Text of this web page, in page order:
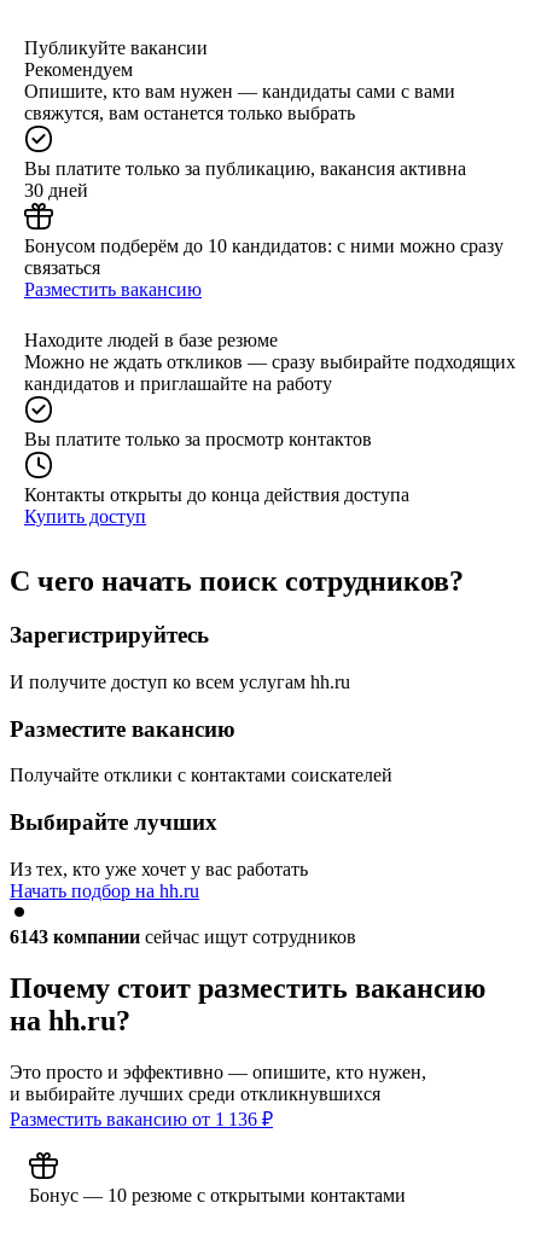
Публикуйте вакансии
Рекомендуем
Опишите, кто вам нужен — кандидаты сами с вами
свяжутся, вам останется только выбрать
Вы платите только за публикацию, вакансия активна
30 дней
Бонусом подберём до 10 кандидатов: с ними можно сразу
связаться
Разместить вакансию
Находите людей в базе резюме
Можно не ждать откликов — сразу выбирайте подходящих
кандидатов и приглашайте на работу
Вы платите только за просмотр контактов
Контакты открыты до конца действия доступа
Купить доступ
С чего начать поиск сотрудников?
Зарегистрируйтесь
И получите доступ ко всем услугам hh.ru
Разместите вакансию
Получайте отклики с контактами соискателей
Выбирайте лучших
Из тех, кто уже хочет у вас работать
Начать подбор на hh.ru
6143 компании сейчас ищут сотрудников
Почему стоит разместить вакансию
на hh.ru?
Это просто и эффективно — опишите, кто нужен,
и выбирайте лучших среди откликнувшихся
Разместить вакансию от 1 136 ₽
Бонус — 10 резюме с открытыми контактами